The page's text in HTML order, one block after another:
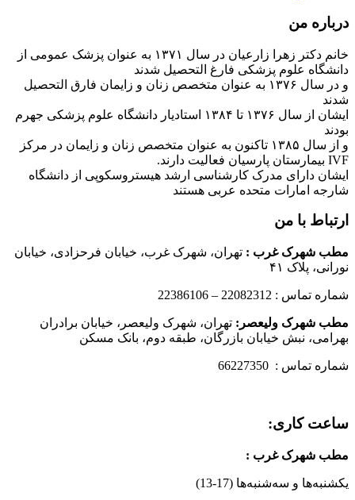
درباره من
خانم دکتر زهرا زارعیان در سال ۱۳۷۱ به عنوان پزشک عمومی از
دانشگاه علوم پزشکی فارغ التحصیل شدند
و در سال ۱۳۷۶ به عنوان متخصص زنان و زایمان فارق التحصیل
شدند
ایشان از سال ۱۳۷۶ تا ۱۳۸۴ استادیار دانشگاه علوم پزشکی جهرم
بودند
و از سال ۱۳۸۵ تاکنون به عنوان متخصص زنان و زایمان در مرکز
IVF بیمارستان پارسیان فعالیت دارند.
ایشان دارای مدرک کارشناسی ارشد هیستروسکوپی از دانشگاه
شارجه امارات متحده عربی هستند
ارتباط با من
مطب شهرک غرب : تهران، شهرک غرب، خیابان فرحزادی، خیابان
نورانی، پلاک ۴۱
شماره تماس : 22082312 – 22386106
مطب شهرک ولیعصر: تهران، شهرک ولیعصر، خیابان برادران
بهرامی، نبش خیابان بازرگان، طبقه دوم، بانک مسکن
شماره تماس : 66227350
ساعت کاری:
مطب شهرک غرب :
یکشنبه‌ها و سه‌شنبه‌ها (17-13)